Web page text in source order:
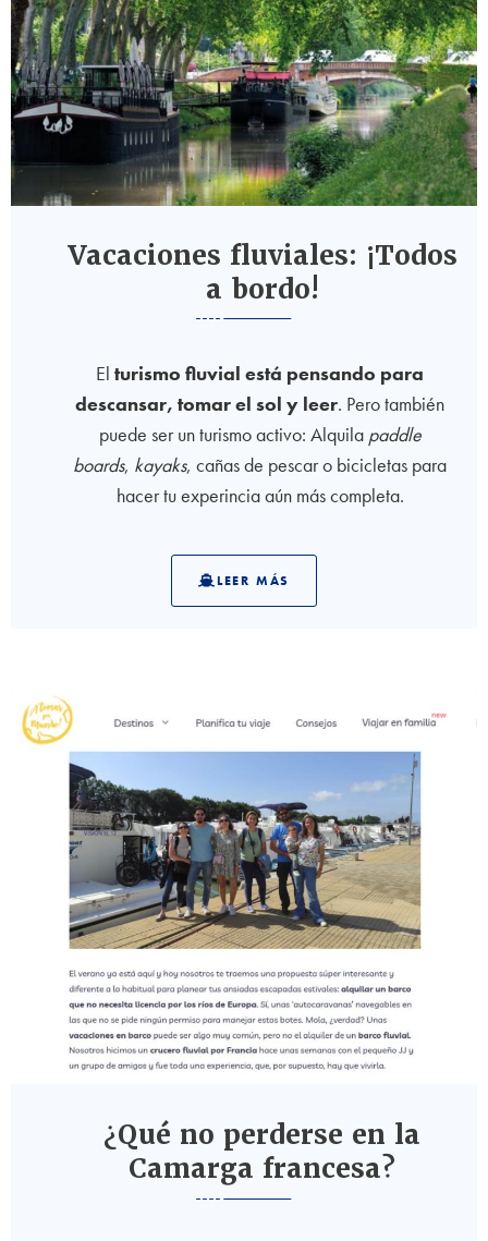
Vacaciones fluviales: ¡Todos
a bordo!
El turismo fluvial está pensando para
descansar, tomar el sol y leer. Pero también
puede ser un turismo activo: Alquila paddle
boards, kayaks, cañas de pescar o bicicletas para
hacer tu experincia aún más completa.
LEER MÁS
¿Qué no perderse en la
Camarga francesa?